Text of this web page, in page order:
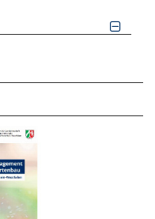
ZULETZT ANGESEHENE